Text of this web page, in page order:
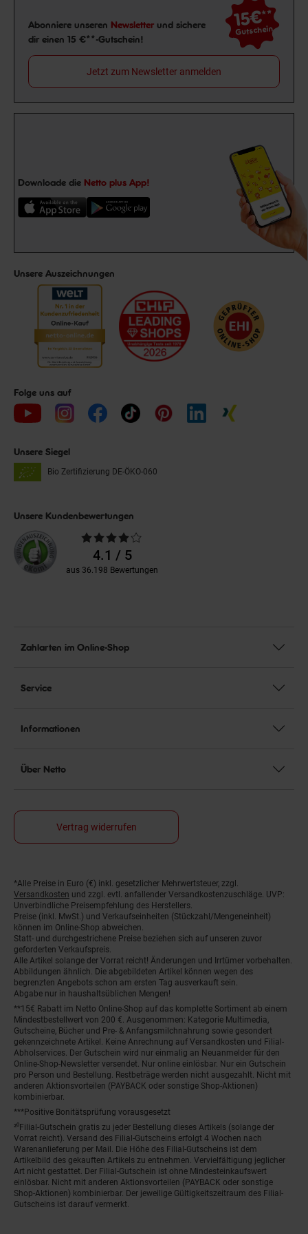
Newsletter Anmeldung
Abonniere unseren Newsletter und sichere
dir einen 15 €**-Gutschein!
15€**
Gutschein
Jetzt zum Newsletter anmelden
Downloade die Netto plus App!
Unsere Auszeichnungen
Folge uns auf
Unsere Siegel
Bio Zertifizierung DE-ÖKO-060
Unsere Kundenbewertungen
Durchschnittliche
Bewertungen4.1 / 5
aus 36.198 Bewertungen
Zahlarten im Online-Shop
Service
Informationen
Über Netto
Vertrag widerrufen
Fußnoten
*Alle Preise in Euro (€) inkl. gesetzlicher Mehrwertsteuer, zzgl.
Versandkosten und zzgl. evtl. anfallender Versandkostenzuschläge. UVP:
Unverbindliche Preisempfehlung des Herstellers.
Preise (inkl. MwSt.) und Verkaufseinheiten (Stückzahl/Mengeneinheit)
können im Online-Shop abweichen.
Statt- und durchgestrichene Preise beziehen sich auf unseren zuvor
geforderten Verkaufspreis.
Alle Artikel solange der Vorrat reicht! Änderungen und Irrtümer vorbehalten.
Abbildungen ähnlich. Die abgebildeten Artikel können wegen des
begrenzten Angebots schon am ersten Tag ausverkauft sein.
Abgabe nur in haushaltsüblichen Mengen!
**15€ Rabatt im Netto Online-Shop auf das komplette Sortiment ab einem
Mindestbestellwert von 200 €. Ausgenommen: Kategorie Multimedia,
Gutscheine, Bücher und Pre- & Anfangsmilchnahrung sowie gesondert
gekennzeichnete Artikel. Keine Anrechnung auf Versandkosten und Filial-
Abholservices. Der Gutschein wird nur einmalig an Neuanmelder für den
Online-Shop-Newsletter versendet. Nur online einlösbar. Nur ein Gutschein
pro Person und Bestellung. Restbeträge werden nicht ausgezahlt. Nicht mit
anderen Aktionsvorteilen (PAYBACK oder sonstige Shop-Aktionen)
kombinierbar.
***Positive Bonitätsprüfung vorausgesetzt
²⁰Filial-Gutschein gratis zu jeder Bestellung dieses Artikels (solange der
Vorrat reicht). Versand des Filial-Gutscheins erfolgt 4 Wochen nach
Warenanlieferung per Mail. Die Höhe des Filial-Gutscheins ist dem
Artikelbild des gekauften Artikels zu entnehmen. Vervielfältigung jeglicher
Art nicht gestattet. Der Filial-Gutschein ist ohne Mindesteinkaufswert
einlösbar. Nicht mit anderen Aktionsvorteilen (PAYBACK oder sonstige
Shop-Aktionen) kombinierbar. Der jeweilige Gültigkeitszeitraum des Filial-
Gutscheins ist darauf vermerkt.